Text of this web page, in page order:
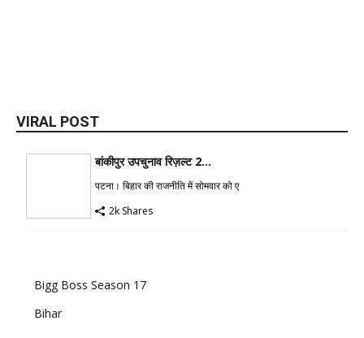
VIRAL POST
बांकीपुर उपचुनाव रिज़ल्ट 2...
पटना। बिहार की राजनीति में सोमवार को ए
2k Shares
Bigg Boss Season 17
Bihar